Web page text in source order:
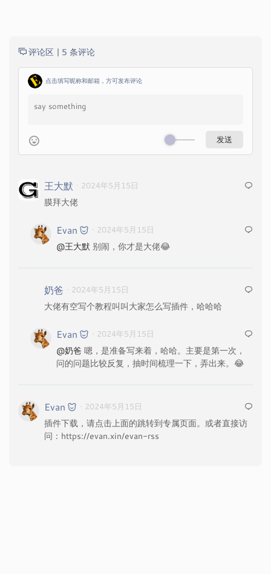
评论区 | 5 条评论
点击填写昵称和邮箱，方可发布评论
王大默 · 2024年5月15日
膜拜大佬
Evan · 2024年5月15日
@王大默 别闹，你才是大佬😂
奶爸 · 2024年5月15日
大佬有空写个教程叫叫大家怎么写插件，哈哈哈
Evan · 2024年5月15日
@奶爸 嗯，是准备写来着，哈哈。主要是第一次，
问的问题比较反复，抽时间梳理一下，弄出来。😂
Evan · 2024年5月15日
插件下载，请点击上面的跳转到专属页面。或者直接访
问：https://evan.xin/evan-rss